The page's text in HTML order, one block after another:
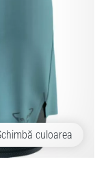
culoarea